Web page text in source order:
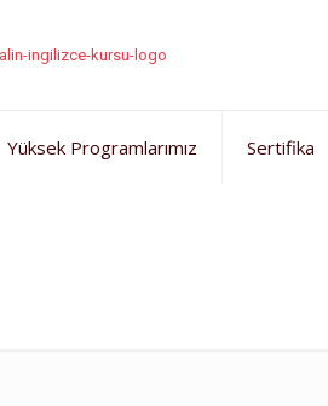
Yüksek Programlarımız Sertifika